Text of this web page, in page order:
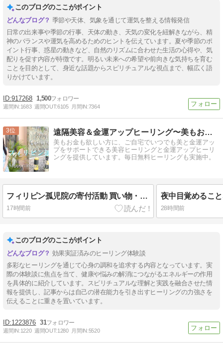
このブログのここがポイント
季節や天体、気象を通じて運気を整える情報発信
日常の出来事や季節の行事、天体の動き、天気の変化を紐解きながら、精
神のバランスや運気を高めるためのヒントを伝えています。夏や季節のポ
イント行事、惑星の動きなど、自然のリズムに合わせた生活の心得や、気
配りを促す内容が特徴です。明るい未来への希望や前向きな気持ちを育む
ことを目的として、身近な話題からスピリチュアルな視点まで、幅広く語
りかけています。
917268 1,500
週間IN:1683 週間OUT:6105 月間IN:7364
3 遠隔美容＆金運アップヒーリング〜美もお金も手に入れたい方に
美もお金も欲しい方に、ご自宅でいつでも美と金運アッ
プをサポートできる美容ヒーリングと金運アップヒーリ
ングを提供しています。毎日無料ヒーリングも実施中。
フィリピン孤児院の寄付活動 買い物・寄付・孤児院紹介・子どもたちとの交流
17時間前 28時間前
このブログのここがポイント
効果実証済みのヒーリング体験談
多彩なヒーリングを通じて心身の調和を追求する内容となっています。実
際の体験談に焦点を当て、健康や悩みの解消につながるエネルギーの作用
を具体的に紹介しています。スピリチュアルな理解と実践を融合させた情
報を提供し、記事からは自己の潜在能力を引き出すヒーリングの力強さを
伝えることに重きを置いています。
1223876 31
週間IN:1220 週間OUT:1280 月間IN:5520